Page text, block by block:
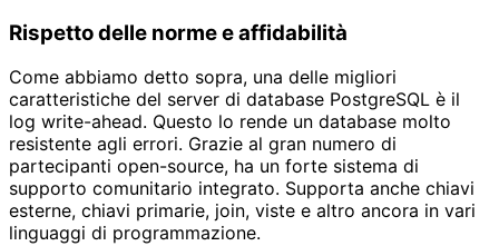
Rispetto delle norme e affidabilità
Come abbiamo detto sopra, una delle migliori
caratteristiche del server di database PostgreSQL è il
log write-ahead. Questo lo rende un database molto
resistente agli errori. Grazie al gran numero di
partecipanti open-source, ha un forte sistema di
supporto comunitario integrato. Supporta anche chiavi
esterne, chiavi primarie, join, viste e altro ancora in vari
linguaggi di programmazione.